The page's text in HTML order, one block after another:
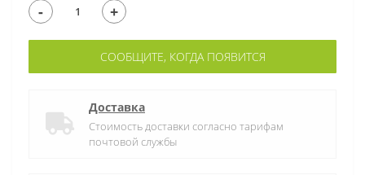
- +
СООБЩИТЕ, КОГДА ПОЯВИТСЯ
Доставка
Стоимость доставки согласно тарифам
почтовой службы